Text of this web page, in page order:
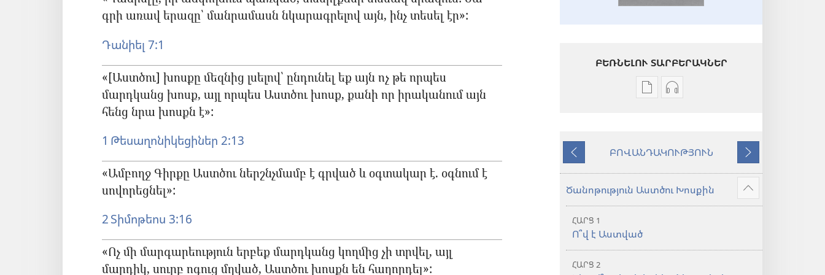
գրի առավ երազը՝ մանրամասն նկարագրելով այն, ինչ տեսել էր»:
Դանիել 7:1
«[Աստծու] խոսքը մեզնից լսելով՝ ընդունել եք այն ոչ թե որպես
մարդկանց խոսք, այլ որպես Աստծու խոսք, քանի որ իրականում այն
հենց նրա խոսքն է»:
1 Թեսաղոնիկեցիներ 2:13
«Ամբողջ Գիրքը Աստծու ներշնչմամբ է գրված և օգտակար է. օգնում է
սովորեցնել»:
2 Տիմոթեոս 3:16
«Ոչ մի մարգարեություն երբեք մարդկանց կողմից չի տրվել, այլ
մարդիկ, սուրբ ոգուց մղված, Աստծու խոսքն են հաղորդել»:
ԲԵՌՆԵԼՈՒ ՏԱՐԲԵՐԱԿՆԵՐ
Թվային
Աստվածաշունչ.
աշխարհ»
թարգմանություն
Աուդիոձայնագրությունները
Աստվածաշունչ.
«Նոր
թարգմանություն
(2024)
Նախորդ
ԲՈՎԱՆԴԱԿՈՒԹՅՈՒՆ
Հաջորդ
Ծանոթություն Աստծու Խոսքին
Ցույց
տալ
ՀԱՐՑ 1
Ո՞վ է Աստված
ՀԱՐՑ 2